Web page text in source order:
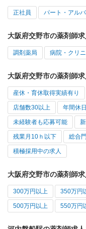
正社員 パート・アル
大阪府交野市の薬剤師
調剤薬局 病院・クリ
大阪府交野市の薬剤師
産休・育休取得実績有り
店舗数30以上 年間休
未経験者も応募可能
残業月10ｈ以下 総合
積極採用中の求人
大阪府交野市の薬剤師
300万円以上 350万円
500万円以上 550万円